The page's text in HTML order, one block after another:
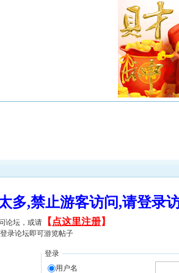
太多,禁止游客访问,请登
论坛，或请 【 点这里注册】
录论坛即可游览帖子
登录
用户名